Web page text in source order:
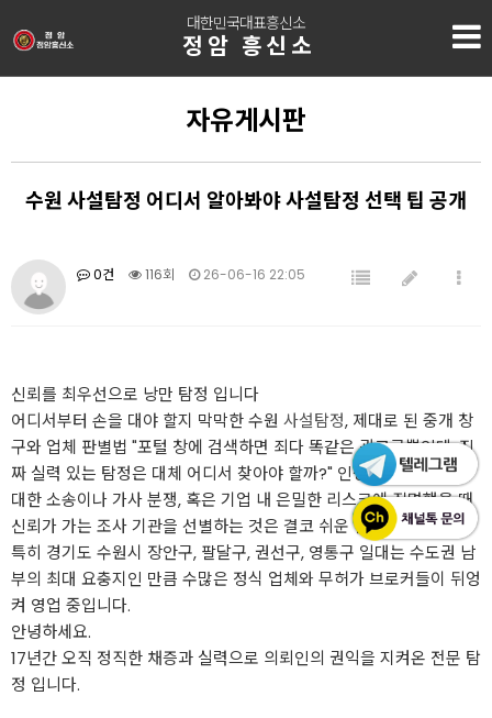
대한민국대표흥신소
정암 흥신소
자유게시판
수원 사설탐정 어디서 알아봐야 사설탐정 선택 팁 공개
0건 116회 26-06-16 22:05
신뢰를 최우선으로 낭만 탐정 입니다
어디서부터 손을 대야 할지 막막한 수원 사설탐정, 제대로 된 중개 창
구와 업체 판별법 "포털 창에 검색하면 죄다 똑같은 광고글뿐인데, 진
짜 실력 있는 탐정은 대체 어디서 찾아야 할까?" 인생을 뒤흔드는 중
대한 소송이나 가사 분쟁, 혹은 기업 내 은밀한 리스크에 직면했을 때
신뢰가 가는 조사 기관을 선별하는 것은 결코 쉬운 일이 아닙니다.
특히 경기도 수원시 장안구, 팔달구, 권선구, 영통구 일대는 수도권 남
부의 최대 요충지인 만큼 수많은 정식 업체와 무허가 브로커들이 뒤엉
켜 영업 중입니다.
안녕하세요.
17년간 오직 정직한 채증과 실력으로 의뢰인의 권익을 지켜온 전문 탐
정 입니다.